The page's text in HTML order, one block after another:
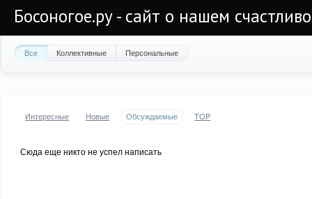
Босоногое.ру - сайт о нашем
Все Коллективные Персональные
Интересные Новые Обсуждаемые TOP
Сюда еще никто не успел написать